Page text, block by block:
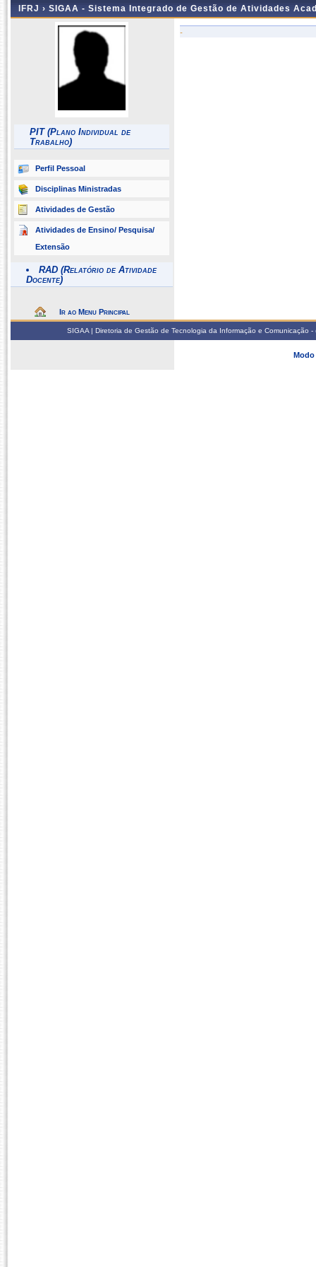
IFRJ › SIGAA - Sistema Integrado de Gestão de Atividades
PIT (Plano Individual de
Trabalho)
Perfil Pessoal
Disciplinas Ministradas
Atividades de Gestão
Atividades de Ensino/ Pesquisa/
Extensão
RAD (Relatório de Atividade
Docente)
Ir ao Menu Principal
-
SIGAA | Diretoria de Gestão de Tecnologia da Informação e
Modo